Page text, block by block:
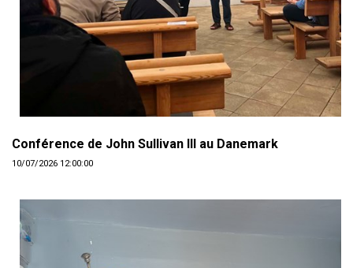
Conférence de John Sullivan III au Danemark
10/07/2026 12:00:00